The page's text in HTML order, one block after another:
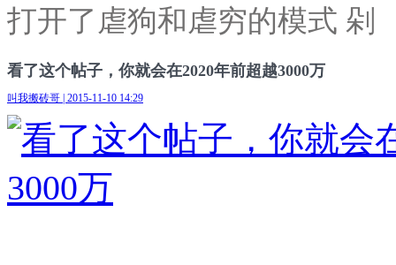
打开了虐狗和虐穷的模式 剁
看了这个帖子，你就会在2020年前超越3000万
叫我搬砖哥 | 2015-11-10 14:29